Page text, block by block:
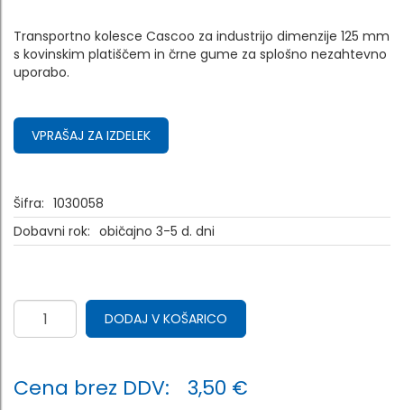
Transportno kolesce Cascoo za industrijo dimenzije 125 mm
s kovinskim platiščem in črne gume za splošno nezahtevno
uporabo.
VPRAŠAJ ZA IZDELEK
Šifra: 1030058
Dobavni rok: običajno 3-5 d. dni
DODAJ V KOŠARICO
Cena brez DDV: 3,50 €